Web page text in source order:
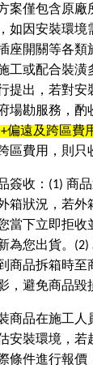
案僅包含原廠
如因安裝環境
座開關等各類
施工或配合裝
提出，若對安
場勘服務，酌
偏遠及跨區費
區費用，則只
簽收： (1) 商
箱狀況，若外
當下立即拒收
為您出貨。 (2)
商品拆箱時至
，避免商品毀
商品在施工人
安裝環境，若
條件進行報價